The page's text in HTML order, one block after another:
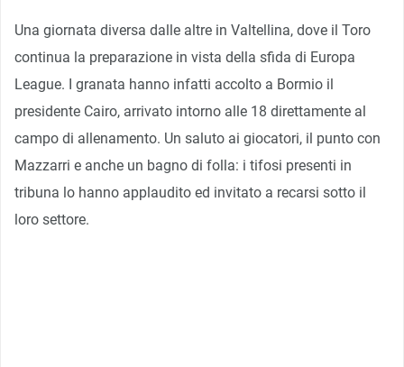
Una giornata diversa dalle altre in Valtellina, dove il Toro
continua la preparazione in vista della sfida di Europa
League. I granata hanno infatti accolto a Bormio il
presidente Cairo, arrivato intorno alle 18 direttamente al
campo di allenamento. Un saluto ai giocatori, il punto con
Mazzarri e anche un bagno di folla: i tifosi presenti in
tribuna lo hanno applaudito ed invitato a recarsi sotto il
loro settore.